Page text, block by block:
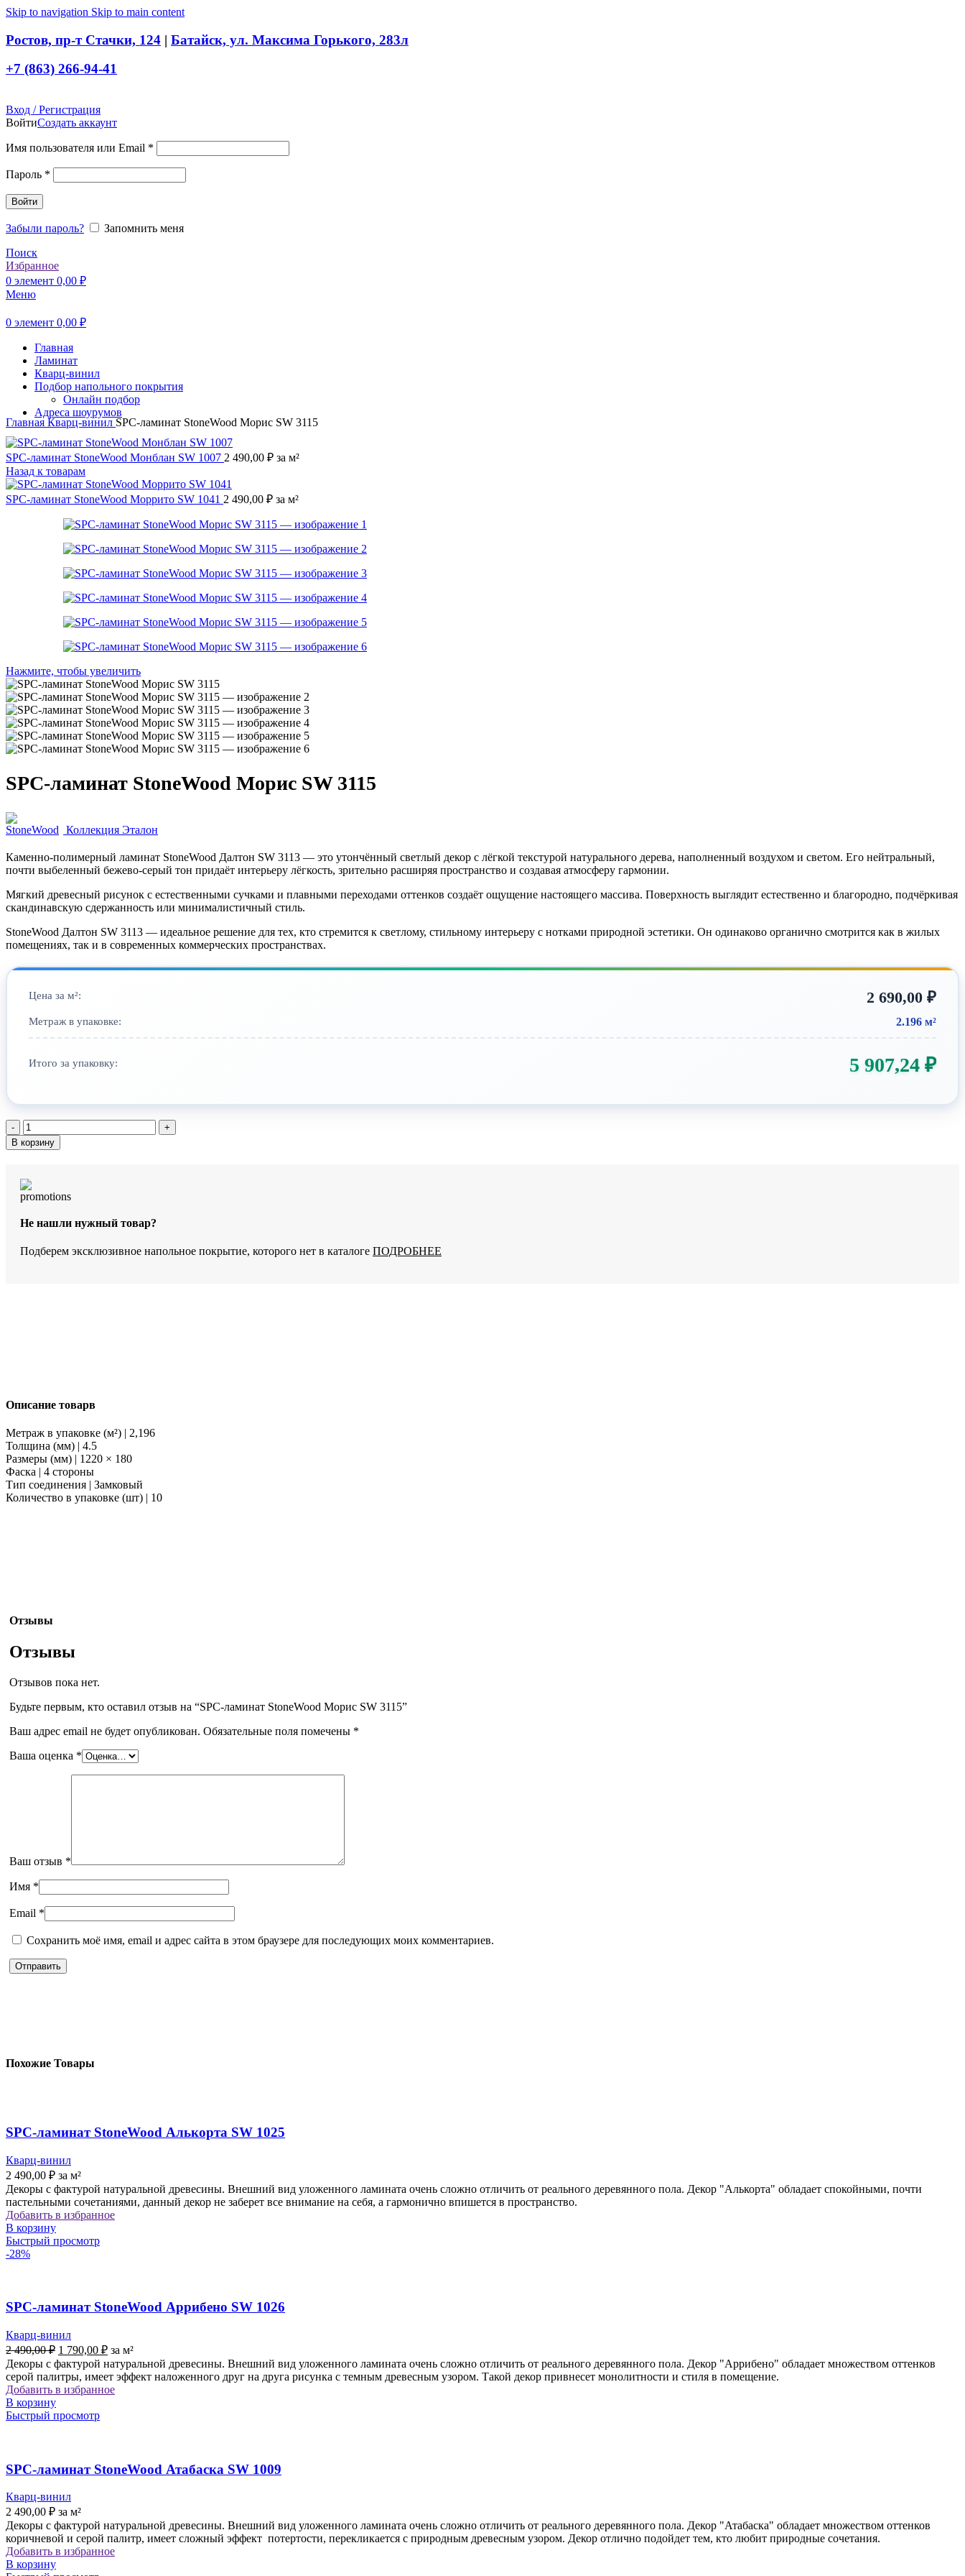
Skip to navigation Skip to main content
Ростов, пр-т Стачки, 124 | Батайск, ул. Максима Горького, 283л
+7 (863) 266-94-41
Вход / Регистрация
ВойтиСоздать аккаунт
Имя пользователя или Email *
Пароль *
Войти
Забыли пароль?
Запомнить меня
Поиск
Избранное
0 элемент 0,00 ₽
Меню
0 элемент 0,00 ₽
Главная
Ламинат
Кварц-винил
Подбор напольного покрытия
Онлайн подбор
Адреса шоурумов
Главная Кварц-винил SPC-ламинат StoneWood Морис SW 3115
SPC-ламинат StoneWood Монблан SW 1007 2 490,00 ₽ за м²
Назад к товарам
SPC-ламинат StoneWood Моррито SW 1041 2 490,00 ₽ за м²
Нажмите, чтобы увеличить
SPC-ламинат StoneWood Морис SW 3115
Коллекция Эталон
Каменно-полимерный ламинат StoneWood Далтон SW 3113 — это утончённый светлый декор с лёгкой текстурой натурального дерева, наполненный воздухом и светом. Его нейтральный,
почти выбеленный бежево-серый тон придаёт интерьеру лёгкость, зрительно расширяя пространство и создавая атмосферу гармонии.
Мягкий древесный рисунок с естественными сучками и плавными переходами оттенков создаёт ощущение настоящего массива. Поверхность выглядит естественно и благородно, подчёркивая
скандинавскую сдержанность или минималистичный стиль.
StoneWood Далтон SW 3113 — идеальное решение для тех, кто стремится к светлому, стильному интерьеру с нотками природной эстетики. Он одинаково органично смотрится как в жилых
помещениях, так и в современных коммерческих пространствах.
Цена за м²: 2 690,00 ₽
Метраж в упаковке: 2.196 м²
Итого за упаковку: 5 907,24 ₽
Количество
товара
SPC-
StoneWood
Морис
SW
В корзину
Не нашли нужный товар?
Подберем эксклюзивное напольное покрытие, которого нет в каталоге ПОДРОБНЕЕ
Описание товарв
Метраж в упаковке (м²) | 2,196
Толщина (мм) | 4.5
Размеры (мм) | 1220 × 180
Фаска | 4 стороны
Тип соединения | Замковый
Количество в упаковке (шт) | 10
Отзывы
Отзывы
Отзывов пока нет.
Будьте первым, кто оставил отзыв на “SPC-ламинат StoneWood Морис SW 3115”
Ваш адрес email не будет опубликован. Обязательные поля помечены *
Ваша оценка *
Ваш отзыв *
Имя *
Email *
Сохранить моё имя, email и адрес сайта в этом браузере для последующих моих комментариев.
Похожие Товары
SPC-ламинат StoneWood Алькорта SW 1025
Кварц-винил
2 490,00 ₽ за м²
Декоры с фактурой натуральной древесины. Внешний вид уложенного ламината очень сложно отличить от реального деревянного пола. Декор "Алькорта" обладает спокойными, почти
пастельными сочетаниями, данный декор не заберет все внимание на себя, а гармонично впишется в пространство.
Добавить в избранное
В корзину
Быстрый просмотр
-28%
SPC-ламинат StoneWood Аррибено SW 1026
Кварц-винил
2 490,00₽ Первоначальная
цена
составляла
2
1 790,00 ₽Текущая
цена:
1
790,00 ₽.
за м²
Декоры с фактурой натуральной древесины. Внешний вид уложенного ламината очень сложно отличить от реального деревянного пола. Декор "Аррибено" обладает множеством оттенков
серой палитры, имеет эффект наложенного друг на друга рисунка с темным древесным узором. Такой декор привнесет монолитности и стиля в помещение.
Добавить в избранное
В корзину
Быстрый просмотр
SPC-ламинат StoneWood Атабаска SW 1009
Кварц-винил
2 490,00 ₽ за м²
Декоры с фактурой натуральной древесины. Внешний вид уложенного ламината очень сложно отличить от реального деревянного пола. Декор "Атабаска" обладает множеством оттенков
коричневой и серой палитр, имеет сложный эффект потертости, перекликается с природным древесным узором. Декор отлично подойдет тем, кто любит природные сочетания.
Добавить в избранное
В корзину